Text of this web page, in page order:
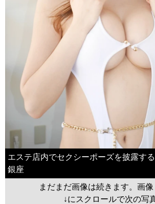
エステ店内でセクシーポーズを披露す
銀座
まだまだ画像は続きます。画像
↓にスクロールで次の写